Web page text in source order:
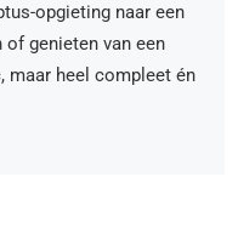
opgieting naar een
genieten van een
maar heel compleet én